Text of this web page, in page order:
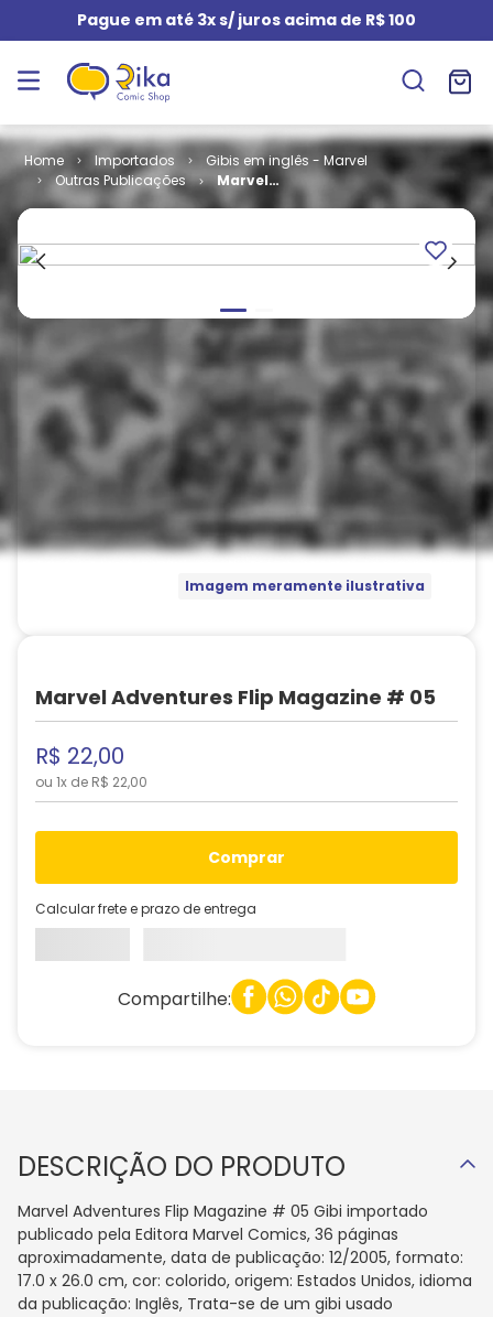
Pague em até 3x s/ juros acima de R$ 100
Importados
Gibis em inglês - Marvel
Outras Publicações
Marvel
Adventures
# 05
Imagem meramente ilustrativa
Marvel Adventures Flip Magazine # 05
R$ 22,00
ou 1x de R$ 22,00
comprar
Calcular frete e prazo de entrega
Compartilhe:
DESCRIÇÃO DO PRODUTO
Marvel Adventures Flip Magazine # 05 Gibi importado
publicado pela Editora Marvel Comics, 36 páginas
aproximadamente, data de publicação: 12/2005, formato:
17.0 x 26.0 cm, cor: colorido, origem: Estados Unidos, idioma
da publicação: Inglês, Trata-se de um gibi usado